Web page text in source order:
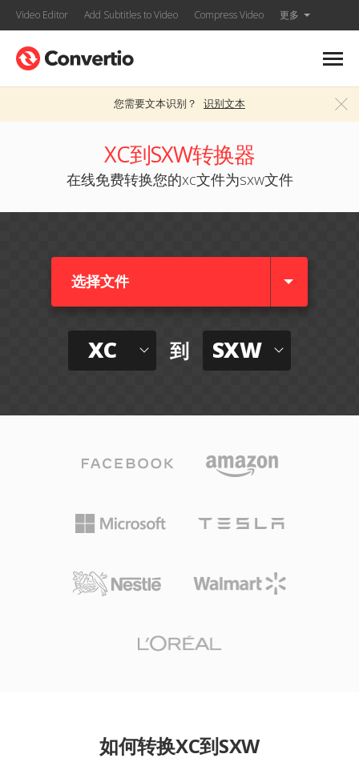
Video Editor Add Subtitles to Video Compress Video 更多
您需要文本识别？ 识别文本
XC到SXW转换器
在线免费转换您的xc文件为sxw文件
选择文件
XC 到 SXW
如何转换XC到SXW